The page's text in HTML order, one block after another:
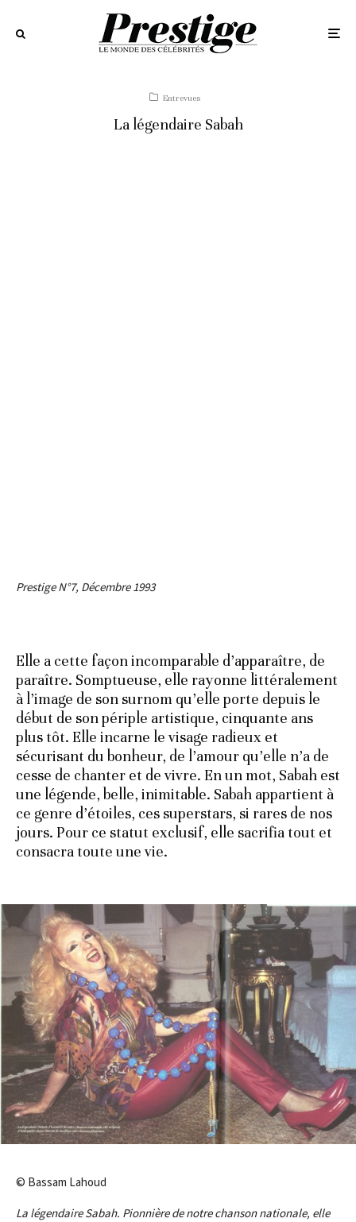
Entrevues
La légendaire Sabah
Prestige N°7, Décembre 1993
Elle a cette façon incomparable d’apparaître, de
paraître. Somptueuse, elle rayonne littéralement
à l’image de son surnom qu’elle porte depuis le
début de son périple artistique, cinquante ans
plus tôt. Elle incarne le visage radieux et
sécurisant du bonheur, de l’amour qu’elle n’a de
cesse de chanter et de vivre. En un mot, Sabah est
une légende, belle, inimitable. Sabah appartient à
ce genre d’étoiles, ces superstars, si rares de nos
jours. Pour ce statut exclusif, elle sacrifia tout et
consacra toute une vie.
© Bassam Lahoud
La légendaire Sabah. Pionnière de notre chanson nationale, elle